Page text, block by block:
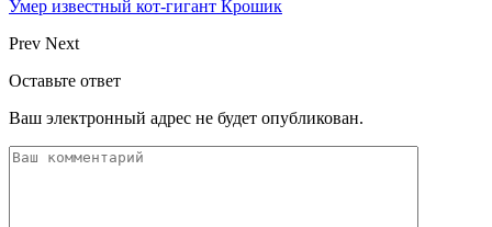
Умер известный кот-гигант Крошик
Prev Next
Оставьте ответ
Ваш электронный адрес не будет опубликован.